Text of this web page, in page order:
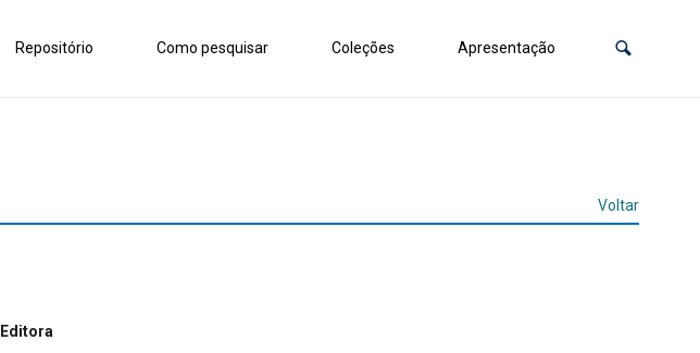
Repositório Como pesquisar Coleções Apresentação
Voltar
Editora